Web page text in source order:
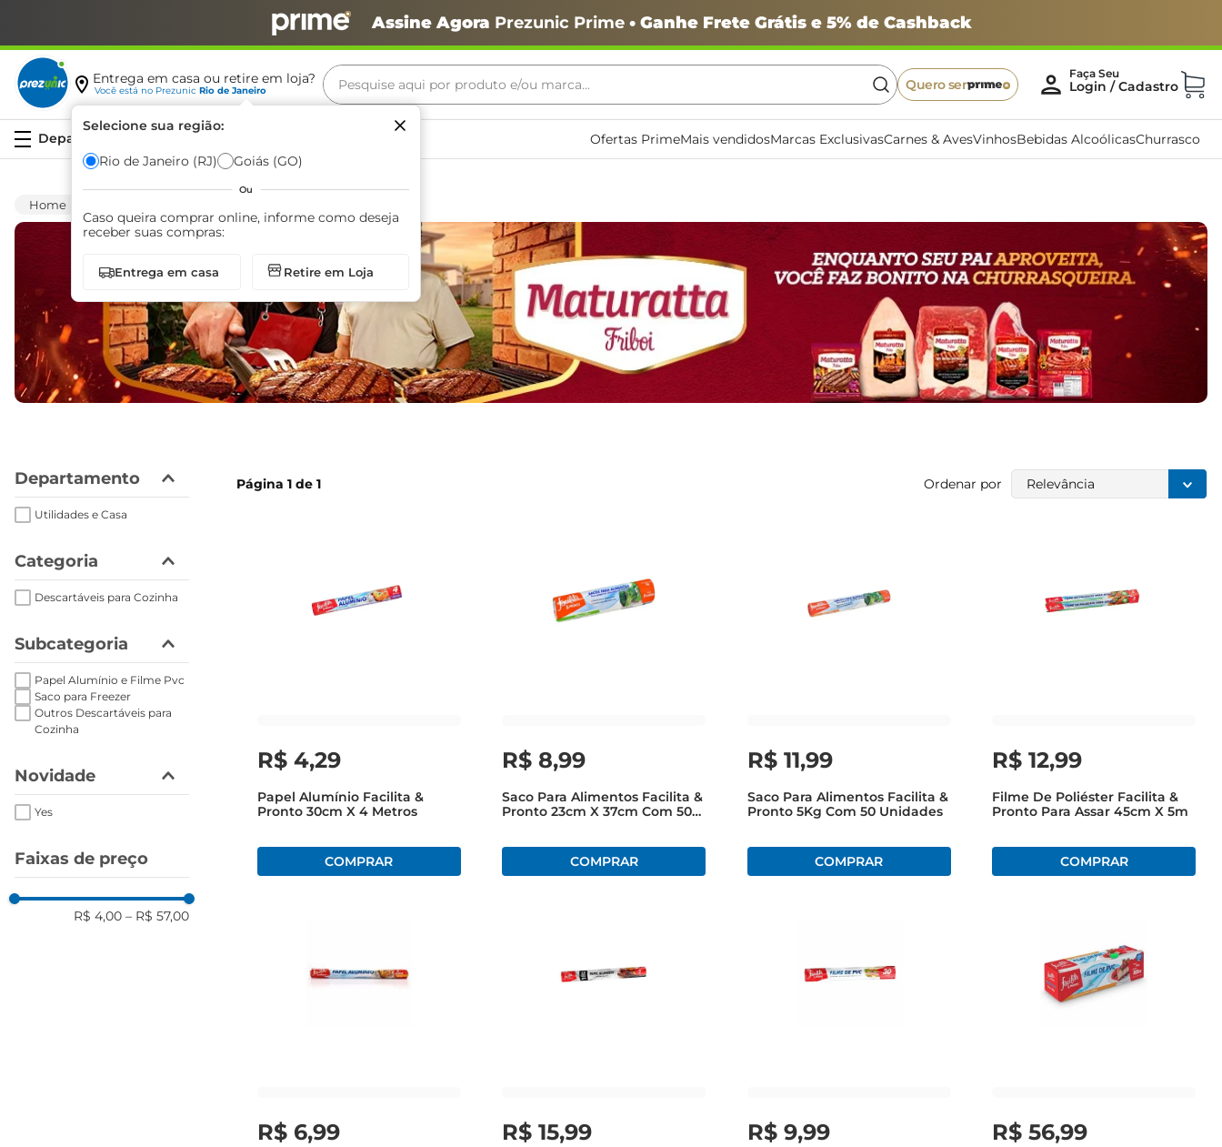
Assine Agora Prezunic Prime• Ganhe Frete Grátis e 5% de Cashback
Entrega em casa ou retire em loja?
Você está no Prezunic Rio de Janeiro
Selecione sua região:
Rio de Janeiro (RJ) Goiás (GO)
Ou
Caso queira comprar online, informe como deseja
receber suas compras:
Entrega em casa Retire em Loja
Pesquise aqui por produto e/ou marca...
Quero ser
Ofertas PrimeMais vendidosMarcas ExclusivasCarnes & AvesVinhosBebidas AlcoólicasChurrasco
Departamento
Utilidades e Casa
Categoria
Descartáveis para Cozinha
Subcategoria
Papel Alumínio e Filme Pvc
Saco para Freezer
Outros Descartáveis para
Cozinha
Novidade
Yes
Faixas de preço
R$ 4,00 – R$ 57,00
Página 1 de 1 Ordenar por Relevância
R$ 4,29
Papel Alumínio Facilita &
Pronto 30cm X 4 Metros
R$ 8,99
Saco Para Alimentos Facilita &
Pronto 23cm X 37cm Com 50
R$ 11,99
Saco Para Alimentos Facilita &
Pronto 5Kg Com 50 Unidades
R$ 12,99
Filme De Poliéster Facilita &
Pronto Para Assar 45cm X 5m
R$ 6,99 R$ 15,99 R$ 9,99 R$ 56,99
Termos mais buscados
café
arroz
azeite
cerveja
iogurte